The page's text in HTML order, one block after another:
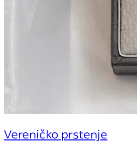
Vereničko prstenje